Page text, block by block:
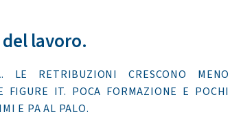
lavoro.
RETRIBUZIONI CRESCONO MENO
FIGURE IT. POCA FORMAZIONE E POCHI
E PA AL PALO.